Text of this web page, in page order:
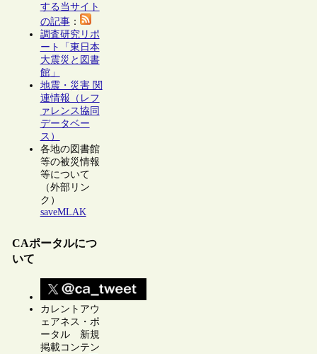
する当サイト
の記事：
調査研究リポ
ート「東日本
大震災と図書
館」
地震・災害 関
連情報（レフ
ァレンス協同
データベー
ス）
各地の図書館
等の被災情報
等について
（外部リン
ク）
saveMLAK
CAポータルにつ
いて
カレントアウ
ェアネス・ポ
ータル 新規
掲載コンテン